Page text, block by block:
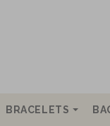
BRACELETS